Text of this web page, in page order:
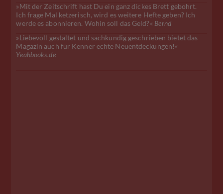
»Mit der Zeitschrift hast Du ein ganz dickes Brett gebohrt.
Ich frage Mal ketzerisch, wird es weitere Hefte geben? Ich
werde es abonnieren. Wohin soll das Geld?« Bernd
»Liebevoll gestaltet und sachkundig geschrieben bietet das
Magazin auch für Kenner echte Neuentdeckungen!«
Yeahbooks.de